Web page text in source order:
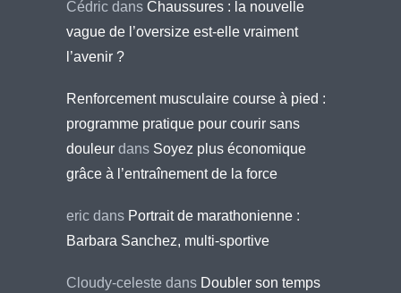
Cédric dans Chaussures : la nouvelle
vague de l’oversize est-elle vraiment
l’avenir ?
Renforcement musculaire course à pied :
programme pratique pour courir sans
douleur dans Soyez plus économique
grâce à l’entraînement de la force
eric dans Portrait de marathonienne :
Barbara Sanchez, multi-sportive
Cloudy-celeste dans Doubler son temps